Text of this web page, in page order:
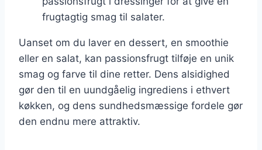
frugtagtig smag til salater.
Uanset om du laver en dessert, en smoothie
eller en salat, kan passionsfrugt tilføje en unik
smag og farve til dine retter. Dens alsidighed
gør den til en uundgåelig ingrediens i ethvert
køkken, og dens sundhedsmæssige fordele gør
den endnu mere attraktiv.